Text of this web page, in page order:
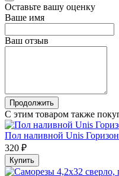
Оставьте вашу оценку
Ваше имя
Ваш отзыв
Продолжить
С этим товаром также
Пол наливной Unis
320 ₽
Купить